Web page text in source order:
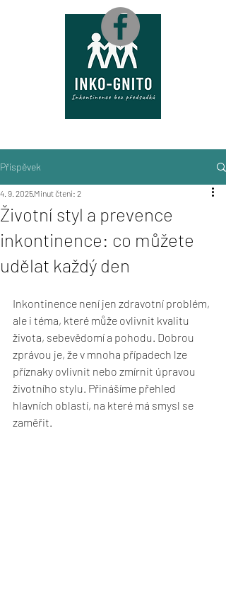
Příspěvek
Životní styl a prevence
inkontinence: co můžete
udělat každý den
4. 9. 2025Minut čtení: 2
Inkontinence není jen zdravotní problém,
ale i téma, které může ovlivnit kvalitu
života, sebevědomí a pohodu. Dobrou
zprávou je, že v mnoha případech lze
příznaky ovlivnit nebo zmírnit úpravou
životního stylu. Přinášíme přehled
hlavních oblastí, na které má smysl se
zaměřit.